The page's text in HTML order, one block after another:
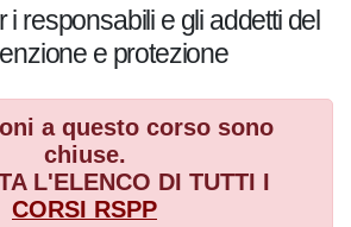
i responsabili e gli addetti
e protezione
a questo corso sono
chiuse.
L'ELENCO DI TUTTI ICORSI
RSPP